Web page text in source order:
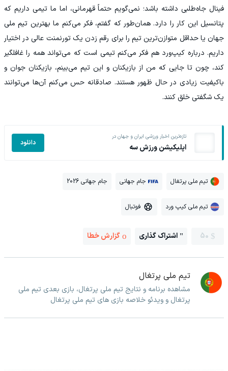
فینال جاه‌طلبی داشته باشد؛ نمی‌گویم حتماً قهرمانی، اما ما تیمی داریم که
پتانسیل این کار را دارد. همان‌طور که گفتم، فکر می‌کنم ما بهترین تیم ملی
جهان یا حداقل متوازن‌ترین تیم را برای رقم زدن یک تورنمنت عالی در اختیار
داریم. درباره کیپ‌ورد هم فکر می‌کنم تیمی است که می‌تواند همه را غافلگیر
کند، چون تا جایی که من از بازیکنان و این تیم می‌بینم، بازیکنان جوان و
باکیفیت زیادی در حال ظهور هستند. صادقانه حس می‌کنم آن‌ها می‌توانند
یک شگفتی خلق کنند.
تازه‌ترین اخبار ورزشی ایران و جهان در
اپلیکیشن ورزش سه دانلود
تیم ملی پرتغال جام جهانی جام جهانی 2026
تیم ملی کیپ ورد فوتبال
50 اشتراک گذاری گزارش خطا
تیم ملی پرتغال
مشاهده برنامه و نتایج تیم ملی پرتغال، بازی بعدی تیم ملی
پرتغال و ویدئو خلاصه بازی های تیم ملی پرتغال